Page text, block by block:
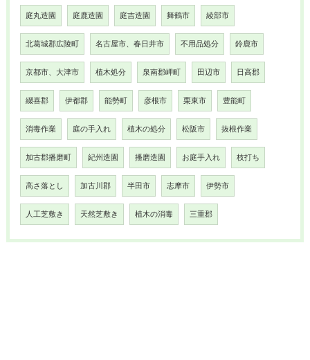
庭丸造園 庭鹿造園 庭吉造園 舞鶴市 綾部市
北葛城郡広陵町 名古屋市、春日井市 不用品処分 鈴鹿市
京都市、大津市 植木処分 泉南郡岬町 田辺市 日高郡
綴喜郡 伊都郡 能勢町 彦根市 栗東市 豊能町
消毒作業 庭の手入れ 植木の処分 松阪市 抜根作業
加古郡播磨町 紀州造園 播磨造園 お庭手入れ 枝打ち
高さ落とし 加古川郡 半田市 志摩市 伊勢市
人工芝敷き 天然芝敷き 植木の消毒 三重郡